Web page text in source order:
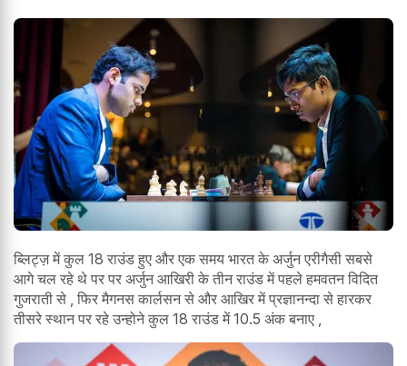
ब्लिट्ज़ में कुल 18 राउंड हुए और एक समय भारत के अर्जुन एरीगैसी सबसे
आगे चल रहे थे पर पर अर्जुन आखिरी के तीन राउंड में पहले हमवतन विदित
गुजराती से , फिर मैगनस कार्लसन से और आखिर में प्रज्ञानन्दा से हारकर
तीसरे स्थान पर रहे उन्होने कुल 18 राउंड में 10.5 अंक बनाए ,